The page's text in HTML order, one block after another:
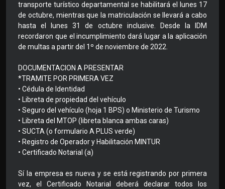
transporte turístico departamental se habilitará el lunes 17
de octubre, mientras que la matriculación se llevará a cabo
hasta el lunes 31 de octubre inclusive. Desde la IDM
recordaron que el incumplimiento dará lugar a la aplicación
de multas a partir del 1º de noviembre de 2022.
DOCUMENTACION A PRESENTAR
*TRAMITE POR PRIMERA VEZ
• Cédula de Identidad
• Libreta de propiedad del vehículo
• Seguro del vehículo (hoja 1 BPS) o Ministerio de Turismo
• Libreta del MTOP (libreta blanca ambas caras)
• SUCTA (o formulario A PLUS verde)
• Registro de Operador y Habilitación MINTUR
• Certificado Notarial (a)
Sí la empresa es nueva y se está registrando por primera
vez, el Certificado Notarial deberá declarar todos los